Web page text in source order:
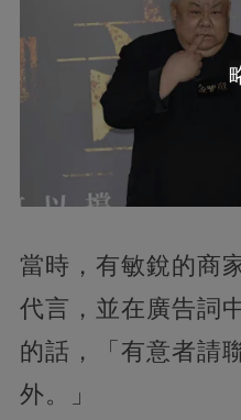
當時，有敏銳的商
代言，並在廣告詞
的話，「有意者請
外。」